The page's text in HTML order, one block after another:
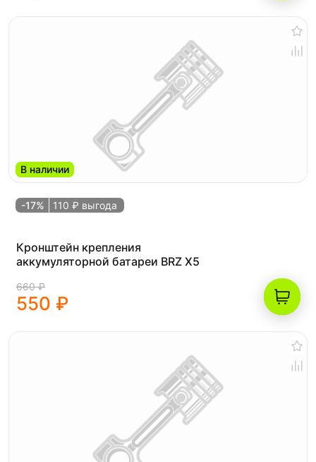
В наличии
-17% 110 ₽ выгода
Кронштейн крепления
аккумуляторной батареи BRZ X5
660 ₽
550 ₽